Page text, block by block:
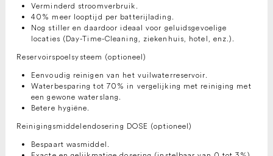
Verminderd stroomverbruik.
40% meer looptijd per batterijlading.
Nog stiller en daardoor ideaal voor geluidsgevoelige
locaties (Day-Time-Cleaning, ziekenhuis, hotel, enz.).
Reservoirspoelsysteem (optioneel)
Eenvoudig reinigen van het vuilwaterreservoir.
Waterbesparing tot 70% in vergelijking met reiniging met
een gewone waterslang.
Betere hygiëne.
Reinigingsmiddelendosering DOSE (optioneel)
Bespaart wasmiddel.